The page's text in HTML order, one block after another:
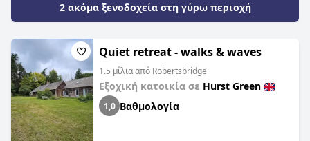
2 ακόμα ξενοδοχεία στη γύρω περιοχή
Quiet retreat - walks & waves
1.5 μίλια από Robertsbridge
Εξοχική κατοικία σε Hurst Green
1,0 Βαθμολογία